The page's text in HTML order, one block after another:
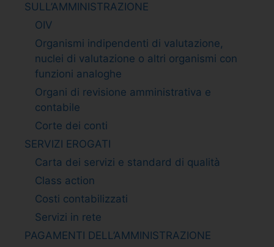
SULL’AMMINISTRAZIONE
OIV
Organismi indipendenti di valutazione,
nuclei di valutazione o altri organismi con
funzioni analoghe
Organi di revisione amministrativa e
contabile
Corte dei conti
SERVIZI EROGATI
Carta dei servizi e standard di qualità
Class action
Costi contabilizzati
Servizi in rete
PAGAMENTI DELL’AMMINISTRAZIONE